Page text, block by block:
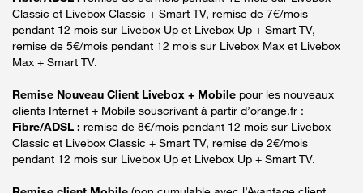
Classic et Livebox Classic + Smart TV, remise de 7€/mois
pendant 12 mois sur Livebox Up et Livebox Up + Smart TV,
remise de 5€/mois pendant 12 mois sur Livebox Max et Livebox
Max + Smart TV.
Remise Nouveau Client Livebox + Mobile pour les nouveaux
clients Internet + Mobile souscrivant à partir d’orange.fr :
Fibre/ADSL : remise de 8€/mois pendant 12 mois sur Livebox
Classic et Livebox Classic + Smart TV, remise de 2€/mois
pendant 12 mois sur Livebox Up et Livebox Up + Smart TV.